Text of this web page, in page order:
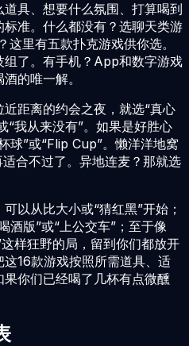
具、想要什么氛围、打算喝到
准。什么都没有？选聊天类游
里有五款扑克游戏供你选。
了。有手机？App和数字游戏
的唯一解。
距离的约会之夜，就选“真心
“我从来没有”。如果是好胜心
球”或“Flip Cup”。懒洋洋地窝
合不过了。异地连麦？那就选
以从比大小或“猜红黑”开始；
酒版”或“上公交车”；至于像
样狂野的局，留到你们都放开
16款游戏按照所需道具、适
你们已经喝了几杯有点微醺